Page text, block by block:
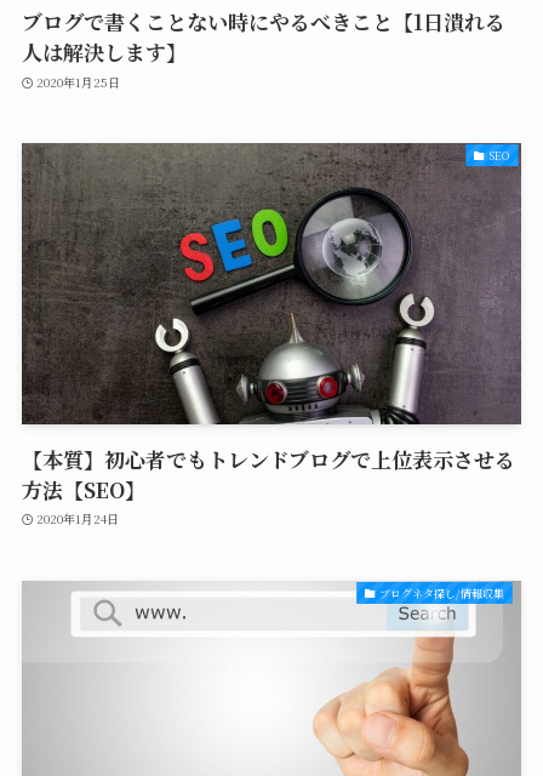
ブログで書くことない時にやるべきこと【1日潰れる
人は解決します】
2020年1月25日
SEO
【本質】初心者でもトレンドブログで上位表示させる
方法【SEO】
2020年1月24日
ブログネタ探し/情報収集